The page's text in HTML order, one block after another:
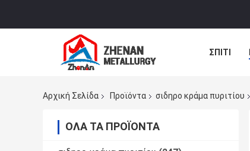
ΣΠΊΤΙ
Αρχική Σελίδα
Προϊόντα σιδηρο κράμα πυριτίου
ΌΛΑ ΤΑ ΠΡΟΪΌΝΤΑ